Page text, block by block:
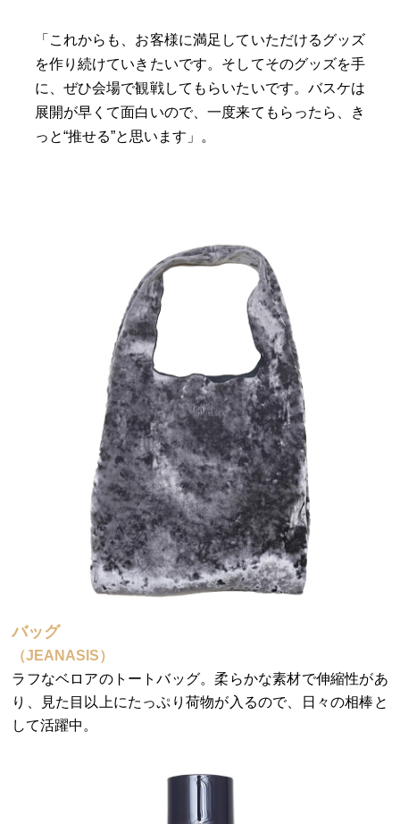
「これからも、お客様に満足していただけるグッズ
を作り続けていきたいです。そしてそのグッズを手
に、ぜひ会場で観戦してもらいたいです。バスケは
展開が早くて面白いので、一度来てもらったら、き
っと“推せる”と思います」。
バッグ
（JEANASIS）
ラフなベロアのトートバッグ。柔らかな素材で伸縮性があ
り、見た目以上にたっぷり荷物が入るので、日々の相棒と
して活躍中。